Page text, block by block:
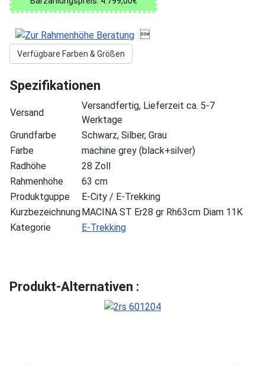

Verfügbare Farben & Größen
Spezifikationen
Versand
Versandfertig, Lieferzeit ca. 5-7
Werktage
Grundfarbe
Schwarz, Silber, Grau
Farbe
machine grey (black+silver)
Radhöhe
28 Zoll
Rahmenhöhe
63 cm
Produktguppe
E-City / E-Trekking
KurzbezeichnungMACINA ST Er28 gr Rh63cm Diam 11K
Kategorie
E-Trekking
Produkt-Alternativen :